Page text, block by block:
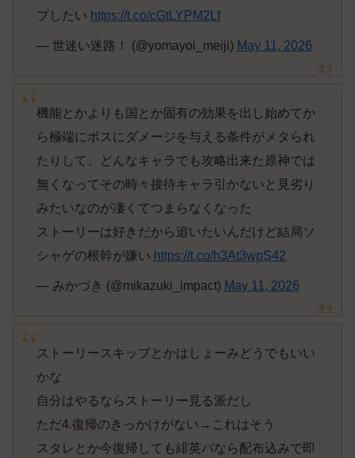
プしたい https://t.co/cGtLYPM2Lf
— 世迷い迷路！ (@yomayoi_meiji) May 11, 2026
機能とかよりも国とか固有の効果を出し始めてか
ら極端にボスにダメージを与える条件がメタられ
たりして、どんなキャラでも攻略出来た原神では
無くなってその時々接待キャラ引かないと見劣り
みたいなのが凄くてつまらなくなった
ストーリーは好きだから追いたいんだけど結局ソ
シャゲの根幹が嫌い https://t.co/h3At3wpS42
— みかづき (@mikazuki_impact) May 11, 2026
ストーリースキップとかはしょーみどうでもいい
かな
自分はやるならストーリー見る派だし
ただ4.復帰のきっかけがない→これはそう
スタレとか今復帰しても緋英パなら配布込みで即